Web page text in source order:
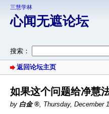
三慧学林
心闻无遮论坛
搜索：
返回论坛主页
如果这个问题给净慧
by 白金 , Thursday, December